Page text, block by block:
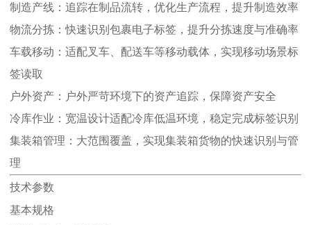
制造产线：追踪在制品流转，优化生产流程，提升制造效率
物流分拣：快速识别包裹电子标签，提升分拣速度与准确率
车载移动：适配叉车、配送车等移动载体，实现移动场景标
签读取
户外资产：户外严苛环境下的资产追踪，保障资产安全
冷库作业：宽温设计适配冷库低温环境，稳定完成标签识别
集装箱管理：大范围覆盖，实现集装箱货物的快速识别与管
理
技术参数
基本规格